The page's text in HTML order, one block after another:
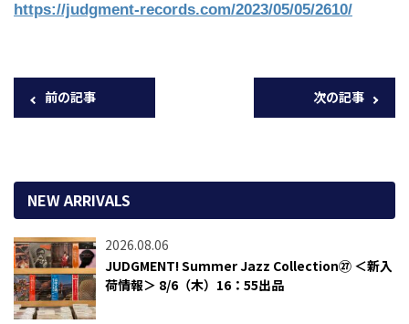
https://judgment-records.com/2023/05/05/2610/
前の記事 次の記事
NEW ARRIVALS
2026.08.06
JUDGMENT! Summer Jazz Collection㉗ ＜新入
荷情報＞ 8/6（木）16：55出品